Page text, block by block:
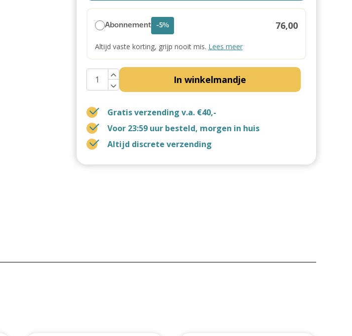
Abonnement -5% 76,00
Altijd vaste korting, grijp nooit mis. Lees meer
In winkelmandje
Gratis verzending v.a. €40,-
Voor 23:59 uur besteld, morgen in huis
Altijd discrete verzending